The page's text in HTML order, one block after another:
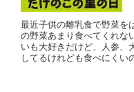
最近子供の離乳食で野菜を
の野菜あまり食べてくれな
いも大好きだけど、人参、
してるけれども食べにくい